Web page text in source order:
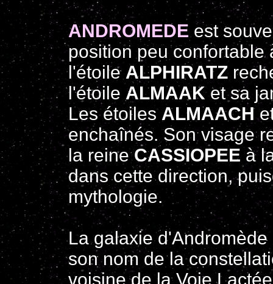
ANDROMEDE est
position peu confortable
l'étoile ALPHIRATZ
l'étoile ALMAAKet sa
Les étoiles ALMAACH
enchaînés. Son visage
la reineCASSIOPEE à
dans cette direction,
mythologie.
La galaxie
son nom de la
voisine de la Voie